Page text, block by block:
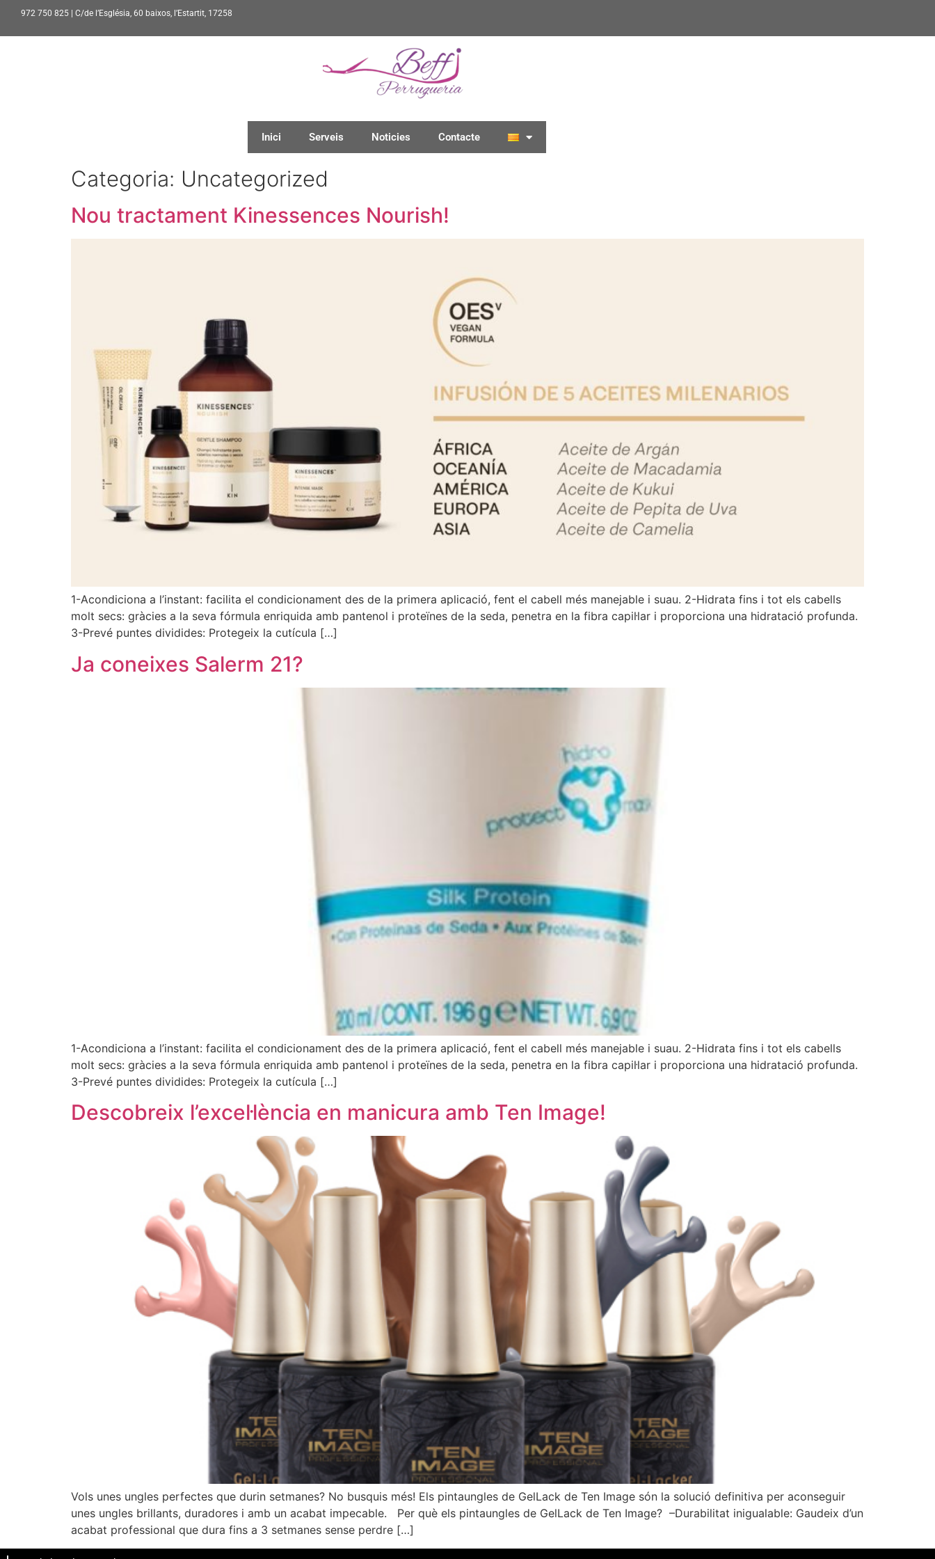
972 750 825 | C/de l’Església, 60 baixos, l’Estartit, 17258
Inici Serveis Noticies Contacte
Categoria: Uncategorized
Nou tractament Kinessences Nourish!
1-Acondiciona a l’instant: facilita el condicionament des de la primera aplicació, fent el cabell més manejable i suau. 2-Hidrata fins i tot els cabells
molt secs: gràcies a la seva fórmula enriquida amb pantenol i proteïnes de la seda, penetra en la fibra capil·lar i proporciona una hidratació profunda.
3-Prevé puntes dividides: Protegeix la cutícula […]
Ja coneixes Salerm 21?
1-Acondiciona a l’instant: facilita el condicionament des de la primera aplicació, fent el cabell més manejable i suau. 2-Hidrata fins i tot els cabells
molt secs: gràcies a la seva fórmula enriquida amb pantenol i proteïnes de la seda, penetra en la fibra capil·lar i proporciona una hidratació profunda.
3-Prevé puntes dividides: Protegeix la cutícula […]
Descobreix l’excel·lència en manicura amb Ten Image!
Vols unes ungles perfectes que durin setmanes? No busquis més! Els pintaungles de GelLack de Ten Image són la solució definitiva per aconseguir
unes ungles brillants, duradores i amb un acabat impecable. Per què els pintaungles de GelLack de Ten Image? –Durabilitat inigualable: Gaudeix d’un
acabat professional que dura fins a 3 setmanes sense perdre […]